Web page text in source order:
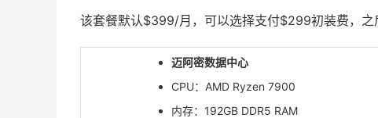
该套餐默认$399/月，可以选择支付$299初装费，之
迈阿密数据中心
CPU：AMD Ryzen 7900
内存：192GB DDR5 RAM